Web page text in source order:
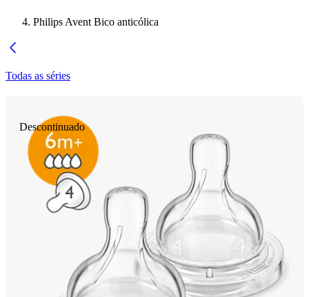
Philips Avent Bico anticólica
Todas as séries
Descontinuado